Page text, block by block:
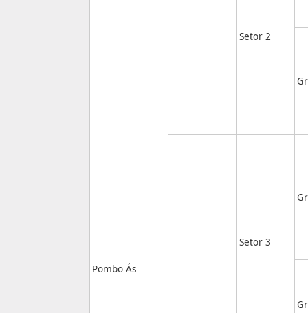
Pombo Ás
Setor 2
Setor 3